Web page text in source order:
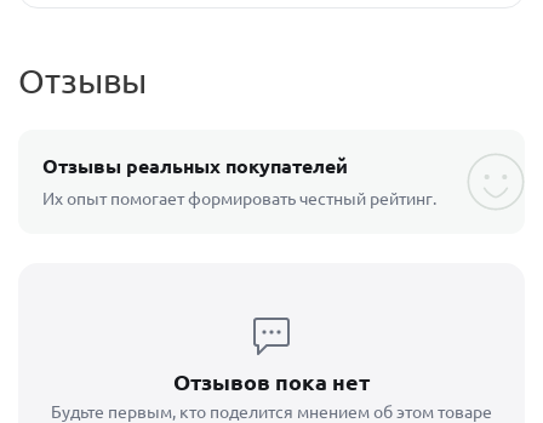
Отзывы
Отзывы реальных покупателей
Их опыт помогает формировать честный рейтинг.
Отзывов пока нет
Будьте первым, кто поделится мнением об этом товаре